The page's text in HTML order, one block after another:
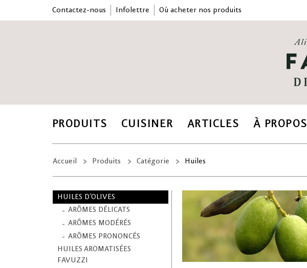
Contactez-nous Infolettre Où acheter nos produits
PRODUITS CUISINER ARTICLES À PROPOS
Accueil Produits Catégorie Huiles
HUILES D'OLIVES
ARÔMES DÉLICATS
ARÔMES MODÉRÉS
ARÔMES PRONONCÉS
HUILES AROMATISÉES
FAVUZZI